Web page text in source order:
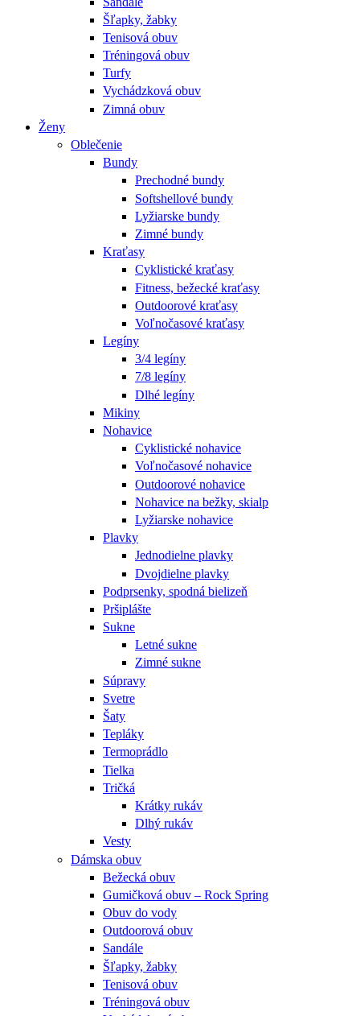
Šľapky, žabky
Tenisová obuv
Tréningová obuv
Turfy
Vychádzková obuv
Zimná obuv
Ženy
Oblečenie
Bundy
Prechodné bundy
Softshellové bundy
Lyžiarske bundy
Zimné bundy
Kraťasy
Cyklistické kraťasy
Fitness, bežecké kraťasy
Outdoorové kraťasy
Voľnočasové kraťasy
Legíny
3/4 legíny
7/8 legíny
Dlhé legíny
Mikiny
Nohavice
Cyklistické nohavice
Voľnočasové nohavice
Outdoorové nohavice
Nohavice na bežky, skialp
Lyžiarske nohavice
Plavky
Jednodielne plavky
Dvojdielne plavky
Podprsenky, spodná bielizeň
Pršiplášte
Sukne
Letné sukne
Zimné sukne
Súpravy
Svetre
Šaty
Tepláky
Termoprádlo
Tielka
Tričká
Krátky rukáv
Dlhý rukáv
Vesty
Dámska obuv
Bežecká obuv
Gumičková obuv – Rock Spring
Obuv do vody
Outdoorová obuv
Sandále
Šľapky, žabky
Tenisová obuv
Tréningová obuv